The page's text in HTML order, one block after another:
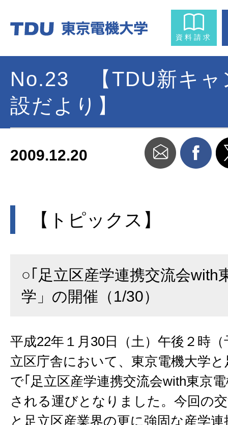
資料請求
No.23 【TDU新キャ
設だより】
2009.12.20
【トピックス】
○｢足立区産学連携交流会with
学」の開催（1/30）
平成22年１月30日（土）午後２時
立区庁舎において、東京電機大学
で｢足立区産学連携交流会with東京
される運びとなりました。今回の
と足立区産業界の更に強固な産学